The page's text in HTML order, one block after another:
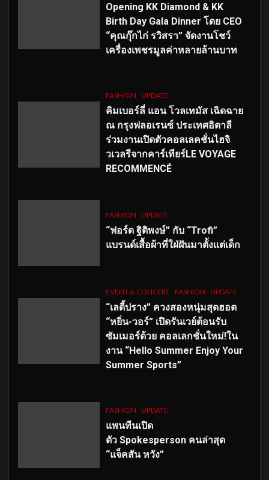
Opening KK Diamond & KK
Birth Day Gala Dinner โดย CEO
“คุณกุ๊กไก่ รวิสรา” จัดงานโชว์
เครื่องเพชรมูลค่าหลายล้านบาท
FASHION UPDATE
คิมเบอร์ลี่ แอน โวลเทมัส เฉิดฉาย
ณ กรุงฟลอเรนซ์ ประเทศอิตาลี
ร่วมงานเปิดตัวคอลเลคชั่นไฮจิ
วเวลรีจากคาร์เทียร์LE VOYAGE
RECOMMENCÉ
FASHION UPDATE
“ฟอร์ด ฐิติพงษ์” กับ “Trofi”
แบรนด์เสื้อผ้าที่ใฝ่ฝันมาตั้งแต่เด็ก
EVENT & CONCERT FASHION UPDATE
“เลดี้ปราง” ควงสองหนุ่มสุดฮอต
“หยิ่น-วอร์” เปิดรันเวย์ต้อนรับ
ซัมเมอร์ด้วย คอลเลกชั่นใหม่!ใน
งาน “Hello Summer Enjoy Your
Summer Sports”
FASHION UPDATE
แพนทีนเปิด
ตัว Spokesperson คนล่าสุด
“แจ็คสัน หวัง”